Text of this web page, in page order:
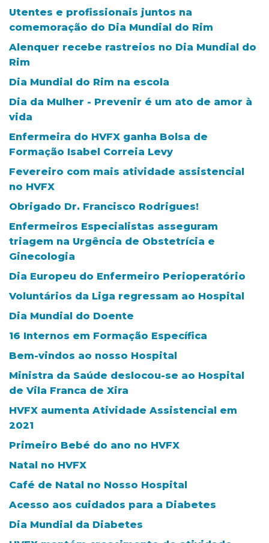
Utentes e profissionais juntos na
comemoração do Dia Mundial do Rim
Alenquer recebe rastreios no Dia Mundial do
Rim
Dia Mundial do Rim na escola
Dia da Mulher - Prevenir é um ato de amor à
vida
Enfermeira do HVFX ganha Bolsa de
Formação Isabel Correia Levy
Fevereiro com mais atividade assistencial
no HVFX
Obrigado Dr. Francisco Rodrigues!
Enfermeiros Especialistas asseguram
triagem na Urgência de Obstetrícia e
Ginecologia
Dia Europeu do Enfermeiro Perioperatório
Voluntários da Liga regressam ao Hospital
Dia Mundial do Doente
16 Internos em Formação Específica
Bem-vindos ao nosso Hospital
Ministra da Saúde deslocou-se ao Hospital
de Vila Franca de Xira
HVFX aumenta Atividade Assistencial em
2021
Primeiro Bebé do ano no HVFX
Natal no HVFX
Café de Natal no Nosso Hospital
Acesso aos cuidados para a Diabetes
Dia Mundial da Diabetes